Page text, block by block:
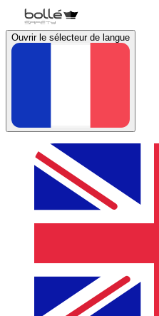
Ouvrir le sélecteur de langue